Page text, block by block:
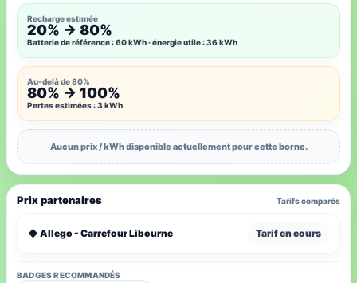
Recharge estimée
20% → 80%
Batterie de référence : 60 kWh · énergie utile : 36 kWh
Au-delà de 80%
80% → 100%
Pertes estimées : 3 kWh
Aucun prix / kWh disponible actuellement pour cette borne.
Prix partenaires Tarifs comparés
◆ Allego - Carrefour Libourne Tarif en cours
BADGES RECOMMANDÉS